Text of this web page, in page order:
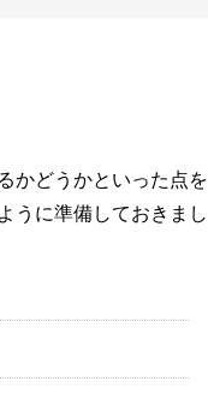
かどうかといった点を
うに準備しておきまし